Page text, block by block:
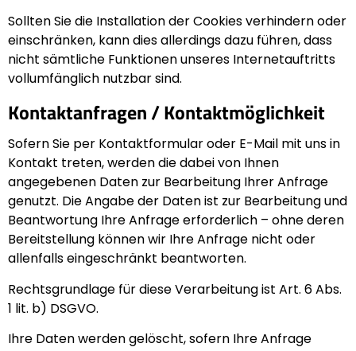
Sollten Sie die Installation der Cookies verhindern oder
einschränken, kann dies allerdings dazu führen, dass
nicht sämtliche Funktionen unseres Internetauftritts
vollumfänglich nutzbar sind.
Kontaktanfragen / Kontaktmöglichkeit
Sofern Sie per Kontaktformular oder E-Mail mit uns in
Kontakt treten, werden die dabei von Ihnen
angegebenen Daten zur Bearbeitung Ihrer Anfrage
genutzt. Die Angabe der Daten ist zur Bearbeitung und
Beantwortung Ihre Anfrage erforderlich – ohne deren
Bereitstellung können wir Ihre Anfrage nicht oder
allenfalls eingeschränkt beantworten.
Rechtsgrundlage für diese Verarbeitung ist Art. 6 Abs.
1 lit. b) DSGVO.
Ihre Daten werden gelöscht, sofern Ihre Anfrage